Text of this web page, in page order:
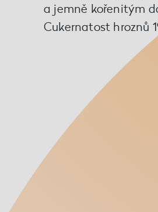
a jemně kořenitým
Cukernatost hroznů